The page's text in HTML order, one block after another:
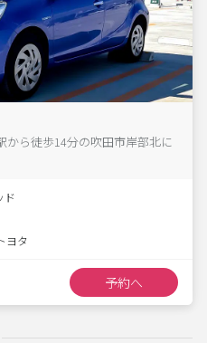
から徒歩14分の吹田市岸部北に
ド
ヨタ
予約へ